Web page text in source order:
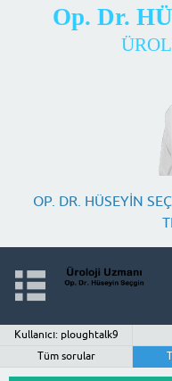
Op. Dr.
OP. DR. HÜSEYİN
Kullanıcı: ploughtalk9
Tüm sorular